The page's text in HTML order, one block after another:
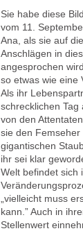
Sie habe diese
vom 11.
Ana, als sie auf
Anschlägen in
angesprochen
so etwas wie eine
Als ihr
schrecklichen
von den
sie den
gigantischen
ihr sei klar
Welt befindet sich
„vielleicht muss
kann.” Auch in
Stellenwert